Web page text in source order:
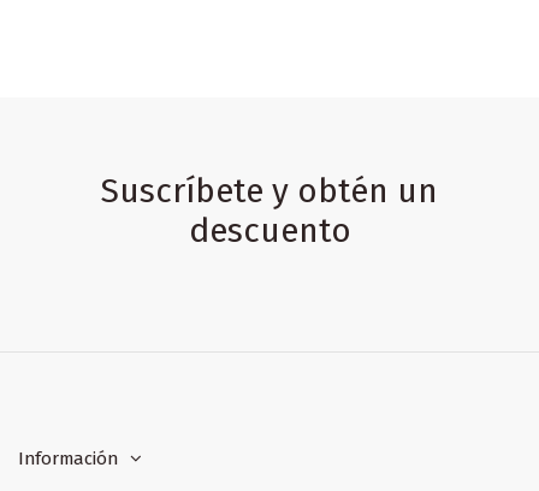
Suscríbete y obtén un
descuento
Información